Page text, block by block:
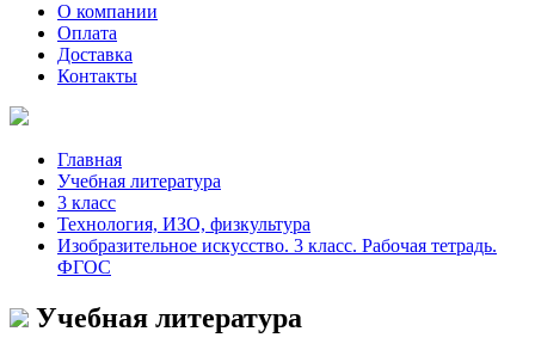
О компании
Оплата
Доставка
Контакты
Главная
Учебная литература
3 класс
Технология, ИЗО, физкультура
Изобразительное искусство. 3 класс. Рабочая тетрадь.
ФГОС
Учебная литература